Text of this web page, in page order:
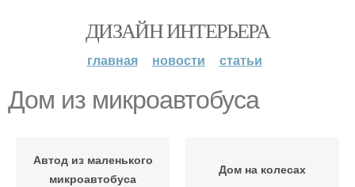
ДИЗАЙН ИНТЕРЬЕРА
главная новости статьи
Дом из микроавтобуса
Автод из маленького
микроавтобуса
Дом на колесах